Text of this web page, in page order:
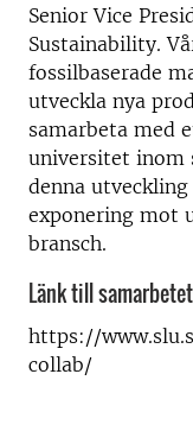
Senior Vice
Sustainability.
fossilbaserade
utveckla nya
samarbeta med
universitet inom
denna
exponering mot
bransch.
Länk till
https://
collab/